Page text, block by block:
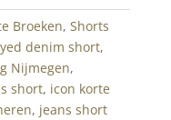
Broeken, Shorts
denim short,
Nijmegen,
short, icon korte
, jeans short